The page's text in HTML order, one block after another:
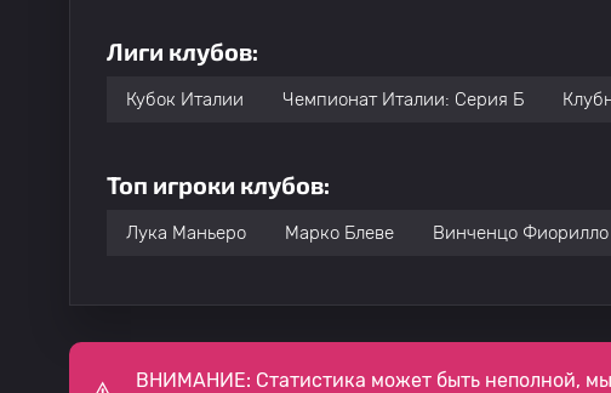
Лиги клубов:
Кубок Италии Чемпионат Италии: Серия Б
Топ игроки клубов:
Лука Маньеро Марко Блеве Винченцо Фиорилло
ВНИМАНИЕ: Статистика может быть неполной,